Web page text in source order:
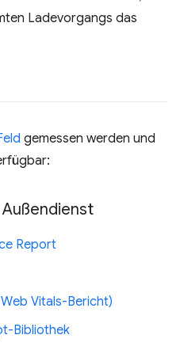
Ladevorgangs das
gemessen werden und
Report
Vitals-Bericht)
Bibliothek